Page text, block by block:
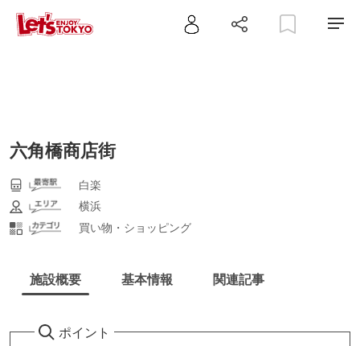
六角橋商店街
白楽
横浜
買い物・ショッピング
施設概要 基本情報 関連記事
ポイント